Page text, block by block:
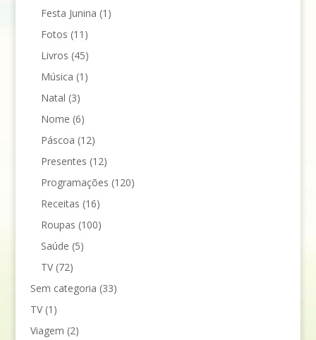
Festa Junina (1)
Fotos (11)
Livros (45)
Música (1)
Natal (3)
Nome (6)
Páscoa (12)
Presentes (12)
Programações (120)
Receitas (16)
Roupas (100)
Saúde (5)
TV(72)
Sem categoria (33)
TV(1)
Viagem (2)